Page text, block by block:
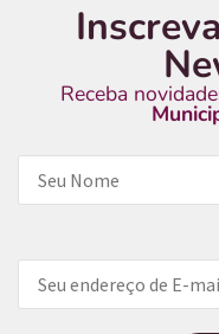
Receba